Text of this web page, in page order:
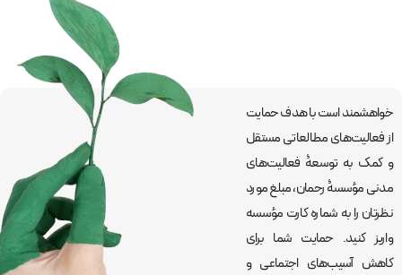
خواهشمند است با هدف حمایت
از فعالیت‌های مطالعاتی مستقل
و کمک به توسعۀ فعالیت‌های
مدنی مؤسسۀ رحمان، مبلغ مورد
نظرتان را به شماره کارت مؤسسه
واریز کنید. حمایت شما برای
کاهش آسیب‌های اجتماعی و